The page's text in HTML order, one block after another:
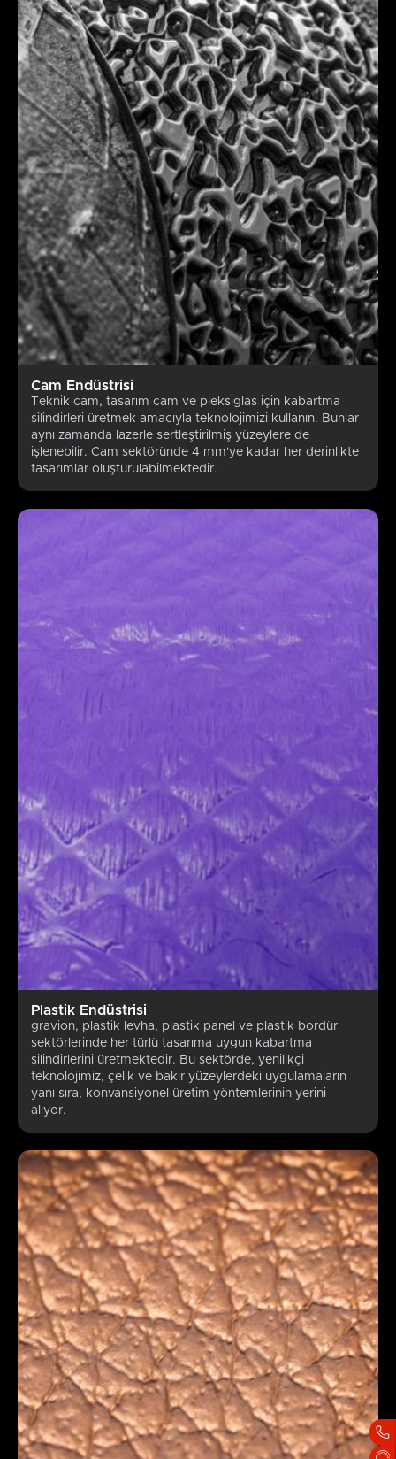
Cam Endüstrisi
Teknik cam, tasarım cam ve pleksiglas için kabartma
silindirleri üretmek amacıyla teknolojimizi kullanın. Bunlar
aynı zamanda lazerle sertleştirilmiş yüzeylere de
işlenebilir. Cam sektöründe 4 mm'ye kadar her derinlikte
tasarımlar oluşturulabilmektedir.
Plastik Endüstrisi
gravion, plastik levha, plastik panel ve plastik bordür
sektörlerinde her türlü tasarıma uygun kabartma
silindirlerini üretmektedir. Bu sektörde, yenilikçi
teknolojimiz, çelik ve bakır yüzeylerdeki uygulamaların
yanı sıra, konvansiyonel üretim yöntemlerinin yerini
alıyor.